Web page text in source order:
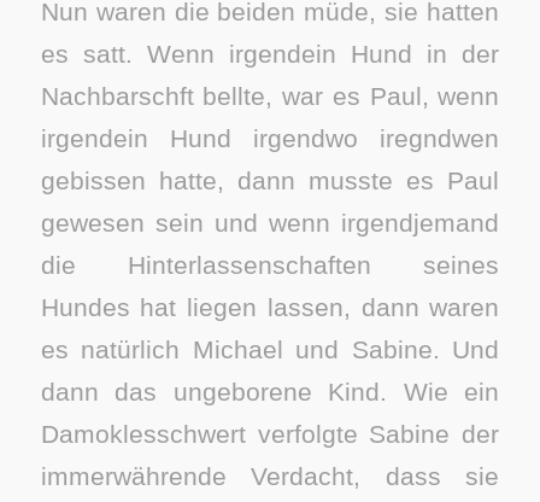
Nun waren die beiden müde, sie hatten
es satt. Wenn irgendein Hund in der
Nachbarschft bellte, war es Paul, wenn
irgendein Hund irgendwo iregndwen
gebissen hatte, dann musste es Paul
gewesen sein und wenn irgendjemand
die Hinterlassenschaften seines
Hundes hat liegen lassen, dann waren
es natürlich Michael und Sabine. Und
dann das ungeborene Kind. Wie ein
Damoklesschwert verfolgte Sabine der
immerwährende Verdacht, dass sie